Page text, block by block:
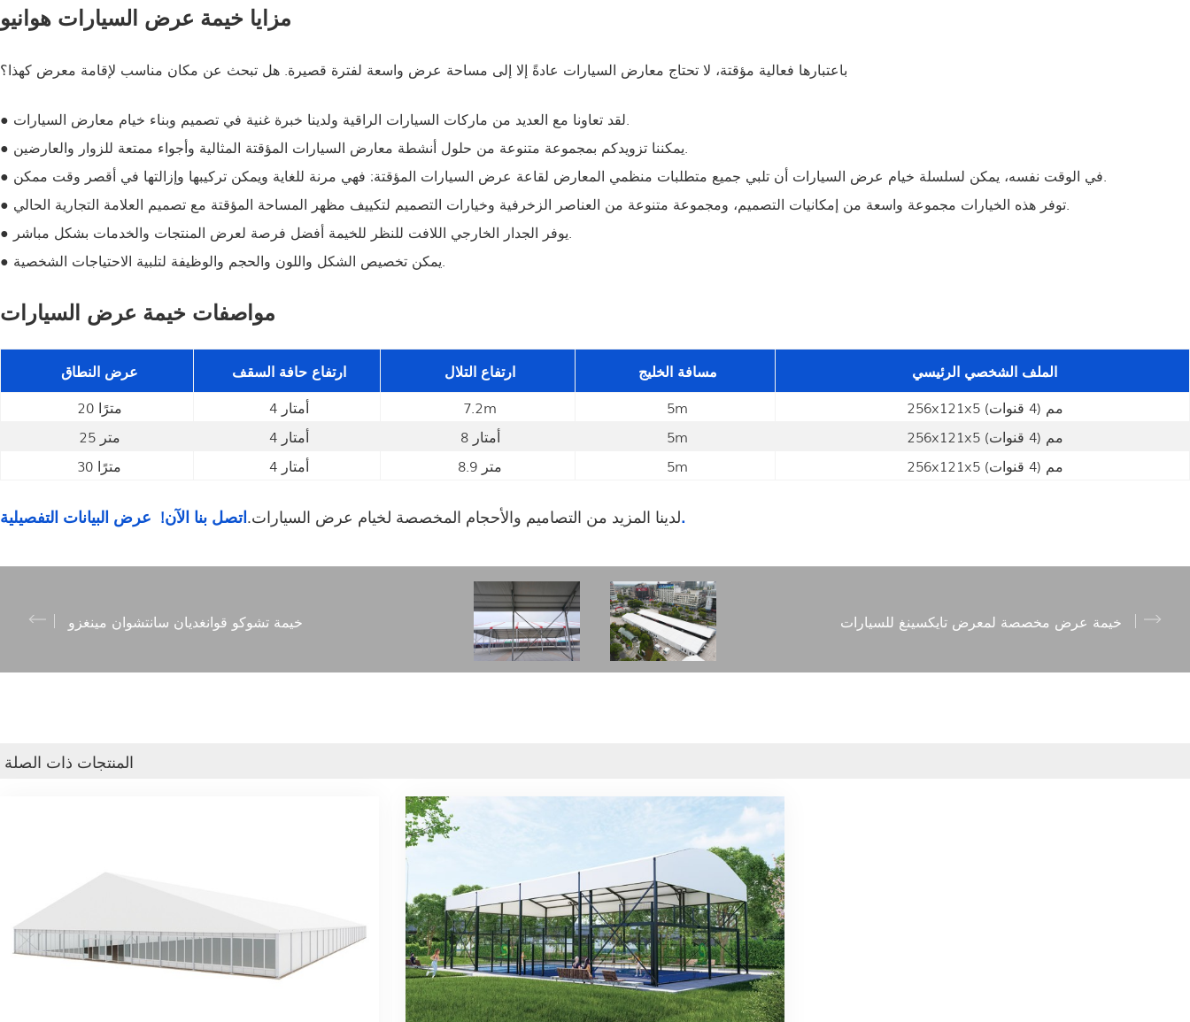
مزايا خيمة عرض السيارات هوانيو
باعتبارها فعالية مؤقتة، لا تحتاج معارض السيارات عادةً إلا إلى مساحة عرض واسعة لفترة قصيرة. هل تبحث عن مكان مناسب لإقامة معرض كهذا؟
● لقد تعاونا مع العديد من ماركات السيارات الراقية ولدينا خبرة غنية في تصميم وبناء خيام معارض السيارات.
● يمكننا تزويدكم بمجموعة متنوعة من حلول أنشطة معارض السيارات المؤقتة المثالية وأجواء ممتعة للزوار والعارضين.
● في الوقت نفسه، يمكن لسلسلة خيام عرض السيارات أن تلبي جميع متطلبات منظمي المعارض لقاعة عرض السيارات المؤقتة: فهي مرنة للغاية ويمكن تركيبها وإزالتها في أقصر وقت ممكن.
● توفر هذه الخيارات مجموعة واسعة من إمكانيات التصميم، ومجموعة متنوعة من العناصر الزخرفية وخيارات التصميم لتكييف مظهر المساحة المؤقتة مع تصميم العلامة التجارية الحالي.
● يوفر الجدار الخارجي اللافت للنظر للخيمة أفضل فرصة لعرض المنتجات والخدمات بشكل مباشر.
● يمكن تخصيص الشكل واللون والحجم والوظيفة لتلبية الاحتياجات الشخصية.
مواصفات خيمة عرض السيارات
عرض النطاق ارتفاع حافة السقف ارتفاع التلال مسافة الخليج
الملف الشخصي الرئيسي
20 مترًا
4 أمتار 7.2m 5m
256x121x5 مم (4 قنوات)
25 متر
4 أمتار 8 أمتار 5m
256x121x5 مم (4 قنوات)
30 مترًا
4 أمتار 8.9 متر 5m 256x121x5 مم (4 قنوات)
لدينا المزيد من التصاميم والأحجام المخصصة لخيام عرض السيارات.اتصل بنا الآن! عرض البيانات التفصيلية.
خيمة تشوكو قوانغديان سانتشوان مينغزو خيمة عرض مخصصة لمعرض تايكسينغ للسيارات
المنتجات ذات الصلة